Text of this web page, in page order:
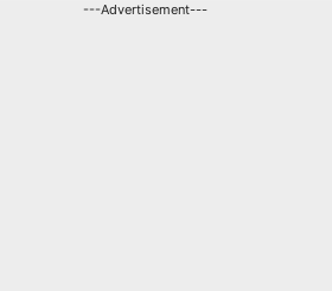
---Advertisement---